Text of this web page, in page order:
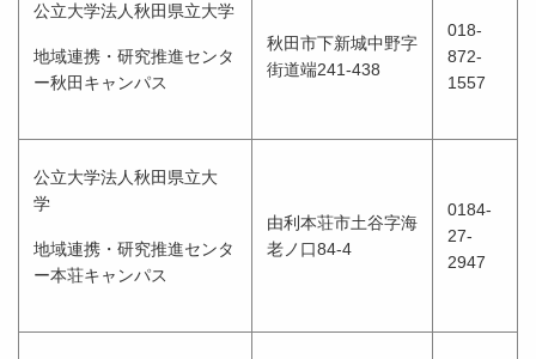
公立大学法人秋田県立大学
地域連携・研究推進センタ
ー秋田キャンパス
秋田市下新城中野字
街道端241-438
018-
872-
1557
公立大学法人秋田県立大
学
地域連携・研究推進センタ
ー本荘キャンパス
由利本荘市土谷字海
老ノ口84-4
0184-
27-
2947